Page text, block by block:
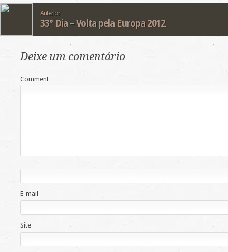
Anterior
33° Dia – Volta pela Europa 2012
Deixe um comentário
Comment
E-mail
Site